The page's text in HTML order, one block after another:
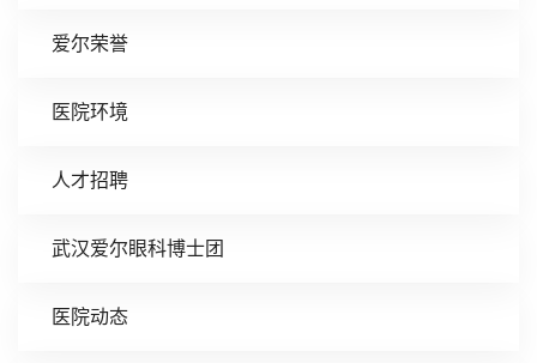
爱尔荣誉
医院环境
人才招聘
武汉爱尔眼科博士团
医院动态